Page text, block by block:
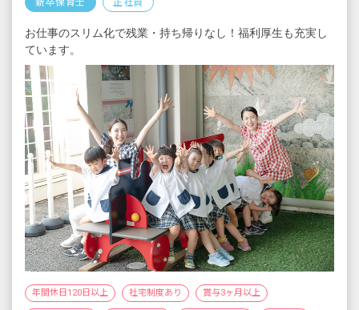
昇給あり
＜モデル年収例＞
正社員幼稚園教諭
・勤務3年目（22歳）年収382万円
・勤務5年目（25歳）年収402万円
新卒保育士 正社員
お仕事のスリム化で残業・持ち帰りなし！福利厚生も充実し
ています。
年間休日120日以上 社宅制度あり 賞与3ヶ月以上